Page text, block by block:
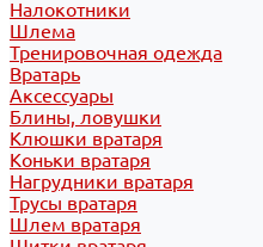
Налокотники
Шлема
Тренировочная одежда
Вратарь
Аксессуары
Блины, ловушки
Клюшки вратаря
Коньки вратаря
Нагрудники вратаря
Трусы вратаря
Шлем вратаря